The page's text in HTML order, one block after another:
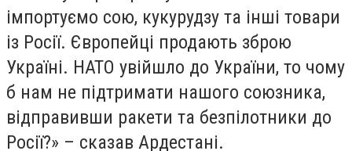
імпортуємо сою, кукурудзу та інші товари
із Росії. Європейці продають зброю
Україні. НАТО увійшло до України, то чому
б нам не підтримати нашого союзника,
відправивши ракети та безпілотники до
Росії?» – сказав Ардестані.